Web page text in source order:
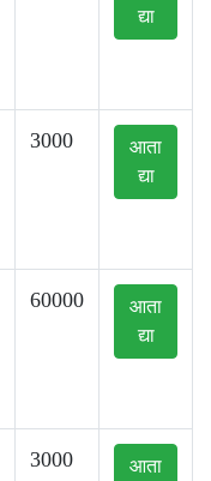
द्या
3000
आता
द्या
60000
आता
द्या
3000
आता